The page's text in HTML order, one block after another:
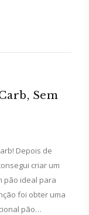
Sem
Depois de
criar um
pão ideal para
foi obter uma
pão…